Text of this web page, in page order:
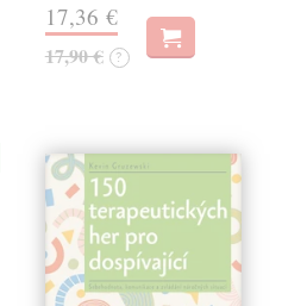
17,36 €
17,90 € ?